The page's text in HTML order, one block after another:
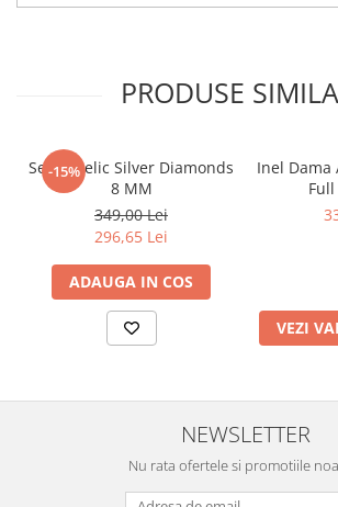
PRODUSE
-15%
Set Angelic Silver Diamonds
8 MM
349,00 Lei
296,65 Lei
ADAUGA IN COS
Inel Dama
VEZI
NEWSLETTER
Nu rata ofertele si promotiile